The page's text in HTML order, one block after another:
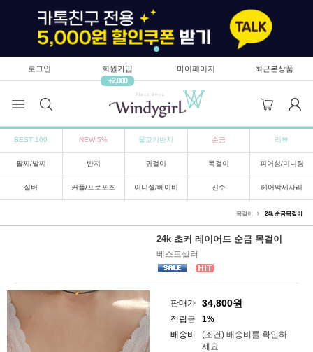
로그인
회원가입
+2,000
마이페이지 최근본상품
BEST 100 NEW 5% 물고기반지 순금 리뷰
팔찌/발찌 반지 귀걸이 목걸이 피어싱/미니링
실버 커플/프로포즈 이니셜/베이비 진주 헤어악세사리
목걸이 24k 순금목걸이
24k 초커 레이어드 순금 목걸이
베스트셀러
판매가 34,800원
적립금
1%
배송비
(조건) 배송비를 확인하
세요